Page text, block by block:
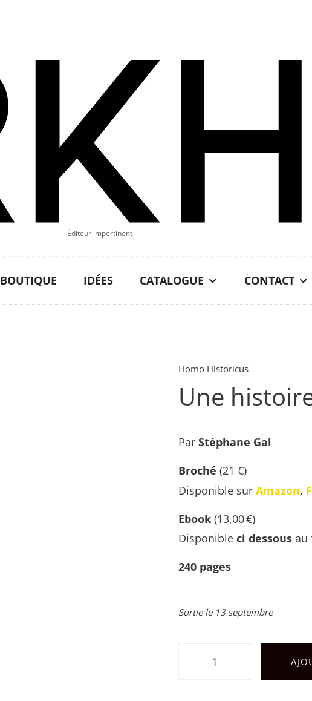
Éditeur impertinent
BOUTIQUE IDÉES CATALOGUE CONTACT
Homo Historicus
Une
Par Stéphane Gal
Broché (21 €)
Disponible sur Amazon,
Ebook(13,00€)
Disponible ci dessousau
240pages
Sortie le 13 septembre
quantité de Une